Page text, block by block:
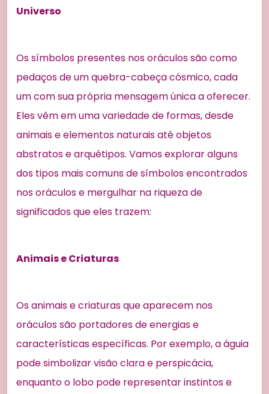
Universo
Os símbolos presentes nos oráculos são como
pedaços de um quebra-cabeça cósmico, cada
um com sua própria mensagem única a oferecer.
Eles vêm em uma variedade de formas, desde
animais e elementos naturais até objetos
abstratos e arquétipos. Vamos explorar alguns
dos tipos mais comuns de símbolos encontrados
nos oráculos e mergulhar na riqueza de
significados que eles trazem:
Animais e Criaturas
Os animais e criaturas que aparecem nos
oráculos são portadores de energias e
características específicas. Por exemplo, a águia
pode simbolizar visão clara e perspicácia,
enquanto o lobo pode representar instintos e